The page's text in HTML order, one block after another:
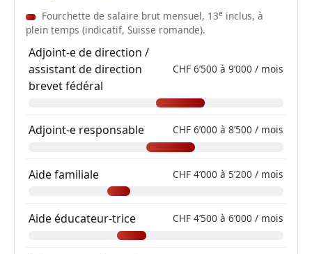
Fourchette de salaire brut mensuel, 13e inclus, à
plein temps (indicatif, Suisse romande).
Adjoint-e de direction /
assistant de direction
brevet fédéral
CHF 6’500 à 9’000 / mois
Adjoint-e responsable CHF 6’000 à 8’500 / mois
Aide familiale CHF 4’000 à 5’200 / mois
Aide éducateur-trice CHF 4’500 à 6’000 / mois